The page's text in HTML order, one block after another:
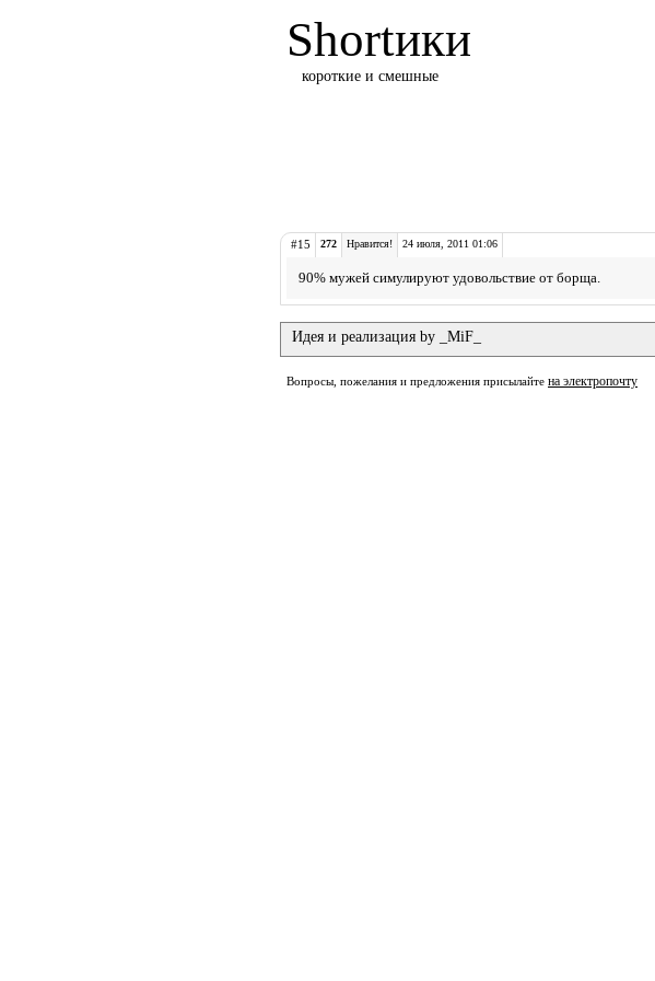
Shortики
короткие и смешные
#15 272 Нравится! 24 июля, 2011 01:06
90% мужей симулируют удовольствие от борща.
Идея и реализация by _MiF_
Вопросы, пожелания и предложения присылайте на электропочту